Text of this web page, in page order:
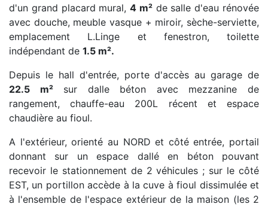
d'un grand placard mural,4 m²de salle d'eau rénovée
avec douche, meuble vasque + miroir, sèche-serviette,
emplacement L.Linge et fenestron, toilette
indépendant de 1.5 m².
Depuis le hall d'entrée, porte d'accès au garage de
22.5 m²sur dalle béton avec mezzanine de
rangement, chauffe-eau 200L récent et espace
chaudière au fioul.
A l'extérieur, orienté au NORD et côté entrée, portail
donnant sur un espace dallé en béton pouvant
recevoir le stationnement de 2 véhicules ; sur le côté
EST, un portillon accède à la cuve à fioul dissimulée et
à l'ensemble de l'espace extérieur de la maison (les 2